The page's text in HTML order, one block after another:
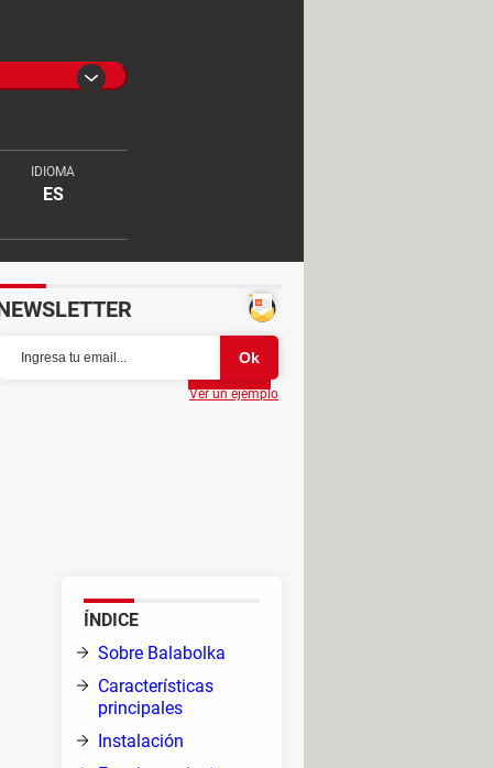
IDIOMA
ES
Partager
esta útil herramienta
tono y volumen, puedes
Balabolka dará vida a tus
ÍNDICE
Sobre Balabolka
Características
principales
Instalación
y
Ver un ejemplo